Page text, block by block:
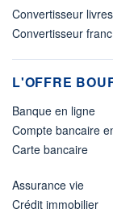
Convertisseur
Convertisseur
L'OFFRE
Banque en ligne
Compte bancaire
Carte bancaire
Assurance vie
Crédit immobilier